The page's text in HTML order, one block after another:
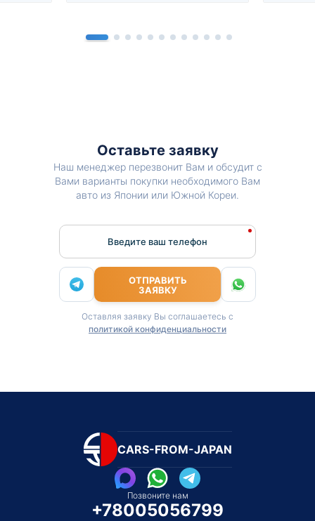
Оставьте заявку
Наш менеджер перезвонит Вам и обсудит с
Вами варианты покупки необходимого Вам
авто из Японии или Южной Кореи.
Введите ваш телефон
ОТПРАВИТЬ
ЗАЯВКУ
Оставляя заявку Вы соглашаетесь с
политикой конфиденциальности
CARS-FROM-JAPAN
Позвоните нам
+78005056799